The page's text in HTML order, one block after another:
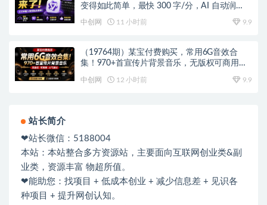
变得如此简单，最快 300 字/分，AI 自动润
中创网 11 小时前 9.9
（19764期）某宝付费购买，常用6G音效合
集！970+首宣传片背景音乐，无版权可商用大
中创网 12 小时前 9.9
站长简介
❤站长微信：5188004
本站：本站整合多方资源站，主要面向互联网创业类&副
业类，资源丰富 物超所值。
❤能助您：找项目 + 低成本创业 + 减少信息差 + 见识各
种项目 + 提升网创认知。